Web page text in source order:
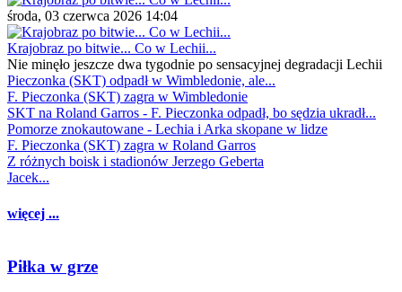
środa, 03 czerwca 2026 14:04
Krajobraz po bitwie... Co w Lechii...
Nie minęło jeszcze dwa tygodnie po sensacyjnej degradacji Lechii
Pieczonka (SKT) odpadł w Wimbledonie, ale...
F. Pieczonka (SKT) zagra w Wimbledonie
SKT na Roland Garros - F. Pieczonka odpadł, bo sędzia ukradł...
Pomorze znokautowane - Lechia i Arka skopane w lidze
F. Pieczonka (SKT) zagra w Roland Garros
Z różnych boisk i stadionów Jerzego Geberta
Jacek...
więcej ...
Piłka w grze